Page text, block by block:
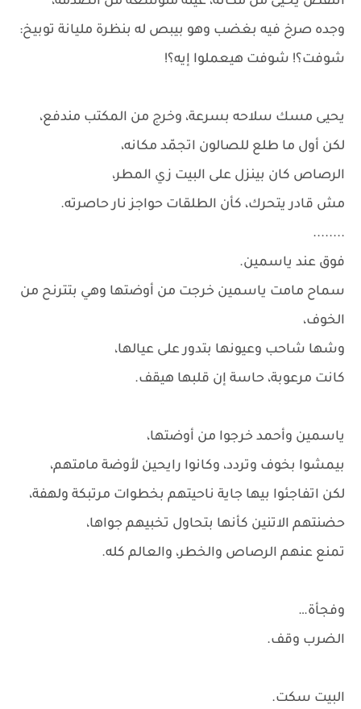
وجده صرخ فيه بغضب وهو بيبص له بنظرة مليانة توبيخ:
شوفت؟! شوفت هيعملوا إيه؟!
يحيى مسك سلاحه بسرعة، وخرج من المكتب مندفع،
لكن أول ما طلع للصالون اتجمّد مكانه،
الرصاص كان بينزل على البيت زي المطر،
مش قادر يتحرك، كأن الطلقات حواجز نار حاصرته.
........
فوق عند ياسمين.
سماح مامت ياسمين خرجت من أوضتها وهي بتترنح من
الخوف،
وشها شاحب وعيونها بتدور على عيالها،
كانت مرعوبة، حاسة إن قلبها هيقف.
ياسمين وأحمد خرجوا من أوضتها،
بيمشوا بخوف وتردد، وكانوا رايحين لأوضة مامتهم،
لكن اتفاجئوا بيها جاية ناحيتهم بخطوات مرتبكة ولهفة،
حضنتهم الاتنين كأنها بتحاول تخبيهم جواها،
تمنع عنهم الرصاص والخطر، والعالم كله.
وفجأة…
الضرب وقف.
البيت سكت.